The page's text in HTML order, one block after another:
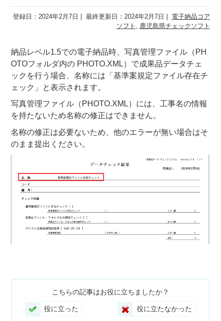
登録日：2024年2月7日 最終更新日：2024年2月7日
電子納品コア
ソフト
鹿児島県チェックソフト
納品レベル1.5での電子納品時、写真管理ファイル（PH
OTOフォルダ内の PHOTO.XML）で成果品データチェ
ックを行う場合、名称には「基準案規定ファイル存在チ
ェック」と表示されます。
写真管理ファイル（PHOTO.XML）には、工事名の情報
を持たないため名称の修正はできません。
名称の修正は必要ないため、他のエラーが無い場合はそ
のまま提出ください。
こちらの記事はお役に立ちましたか？
役に立たなかった
役に立った